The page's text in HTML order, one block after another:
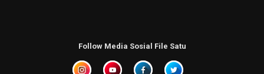
Follow Media Sosial File Satu